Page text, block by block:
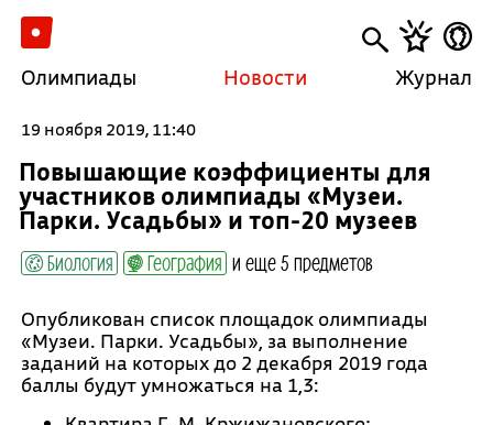
Олимпиады Новости Журнал
19 ноября 2019, 11:40
Повышающие коэффициенты для
участников олимпиады «Музеи.
Парки. Усадьбы» и топ-20 музеев
Биология География и еще 5 предметов
Опубликован список площадок олимпиады
«Музеи. Парки. Усадьбы», за выполнение
заданий на которых до 2 декабря 2019 года
баллы будут умножаться на 1,3: